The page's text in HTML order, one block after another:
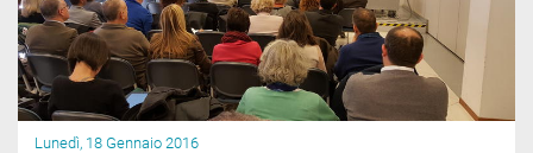
Lunedì, 18 Gennaio 2016